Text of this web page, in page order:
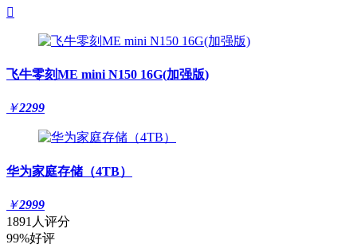

飞牛零刻ME mini N150 16G(加强版)
￥2299
华为家庭存储（4TB）
￥2999
1891人评分
99%好评